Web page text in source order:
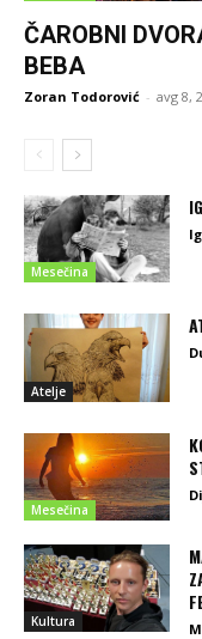
ČAROBNI
BEBA
Zoran Todorović - avg 8,
Mesečina
Atelje
Mesečina
Kultura